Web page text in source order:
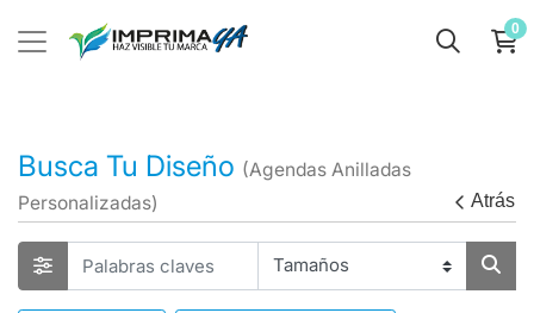
0
Busca Tu Diseño (Agendas Anilladas
Personalizadas)
Atrás